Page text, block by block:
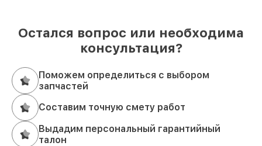
Остался вопрос или необходима
консультация?
Поможем определиться с выбором
запчастей
Составим точную смету работ
Выдадим персональный гарантийный
талон